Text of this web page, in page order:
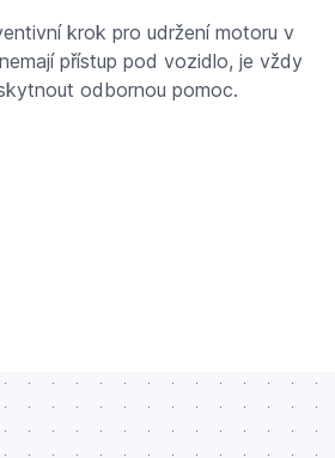
krok pro udržení motoru v
přístup pod vozidlo, je vždy
odbornou pomoc.